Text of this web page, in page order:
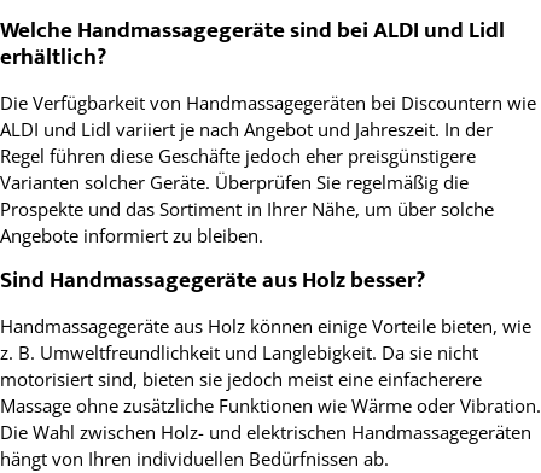
Welche Handmassagegeräte sind bei ALDI und Lidl
erhältlich?
Die Verfügbarkeit von Handmassagegeräten bei Discountern wie
ALDI und Lidl variiert je nach Angebot und Jahreszeit. In der
Regel führen diese Geschäfte jedoch eher preisgünstigere
Varianten solcher Geräte. Überprüfen Sie regelmäßig die
Prospekte und das Sortiment in Ihrer Nähe, um über solche
Angebote informiert zu bleiben.
Sind Handmassagegeräte aus Holz besser?
Handmassagegeräte aus Holz können einige Vorteile bieten, wie
z. B. Umweltfreundlichkeit und Langlebigkeit. Da sie nicht
motorisiert sind, bieten sie jedoch meist eine einfacherere
Massage ohne zusätzliche Funktionen wie Wärme oder Vibration.
Die Wahl zwischen Holz- und elektrischen Handmassagegeräten
hängt von Ihren individuellen Bedürfnissen ab.